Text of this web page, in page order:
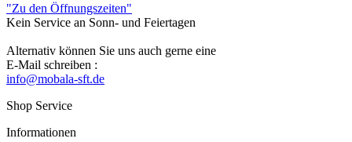
"Zu den Öffnungszeiten"
Kein Service an Sonn- und Feiertagen
Alternativ können Sie uns auch gerne eine
E-Mail schreiben :
info@mobala-sft.de
Shop Service
Informationen